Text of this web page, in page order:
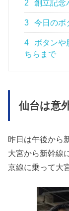
2 創立記念
3 今日のボ
4
ボタンや
ちらまで
仙台は意
昨日は午後から
大宮から新幹線
京線に乗って大